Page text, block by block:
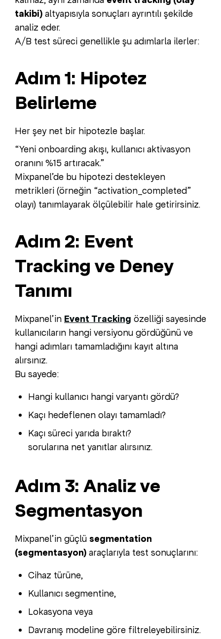
takibi) altyapısıyla sonuçları ayrıntılı şekilde
analiz eder.
A/B test süreci genellikle şu adımlarla ilerler:
Adım 1: Hipotez
Belirleme
Her şey net bir hipotezle başlar.
“Yeni onboarding akışı, kullanıcı aktivasyon
oranını %15 artıracak.”
Mixpanel’de bu hipotezi destekleyen
metrikleri (örneğin “activation_completed”
olayı) tanımlayarak ölçülebilir hale getirirsiniz.
Adım 2: Event
Tracking ve Deney
Tanımı
Mixpanel’in Event Tracking özelliği sayesinde
kullanıcıların hangi versiyonu gördüğünü ve
hangi adımları tamamladığını kayıt altına
alırsınız.
Bu sayede:
Hangi kullanıcı hangi varyantı gördü?
Kaçı hedeflenen olayı tamamladı?
Kaçı süreci yarıda bıraktı?
sorularına net yanıtlar alırsınız.
Adım 3: Analiz ve
Segmentasyon
Mixpanel’in güçlü segmentation
(segmentasyon) araçlarıyla test sonuçlarını:
Cihaz türüne,
Kullanıcı segmentine,
Lokasyona veya
Davranış modeline göre filtreleyebilirsiniz.